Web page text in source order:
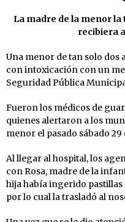
La madre de la menor
recibiera
Una menor de tan solo dos
con intoxicación con un
Seguridad Pública
Fueron los médicos de
quienes alertaron a los
menor el pasado sábado 29
Al llegar al hospital, los
con Rosa, madre de la
hija había ingerido
por lo cual la trasladó al